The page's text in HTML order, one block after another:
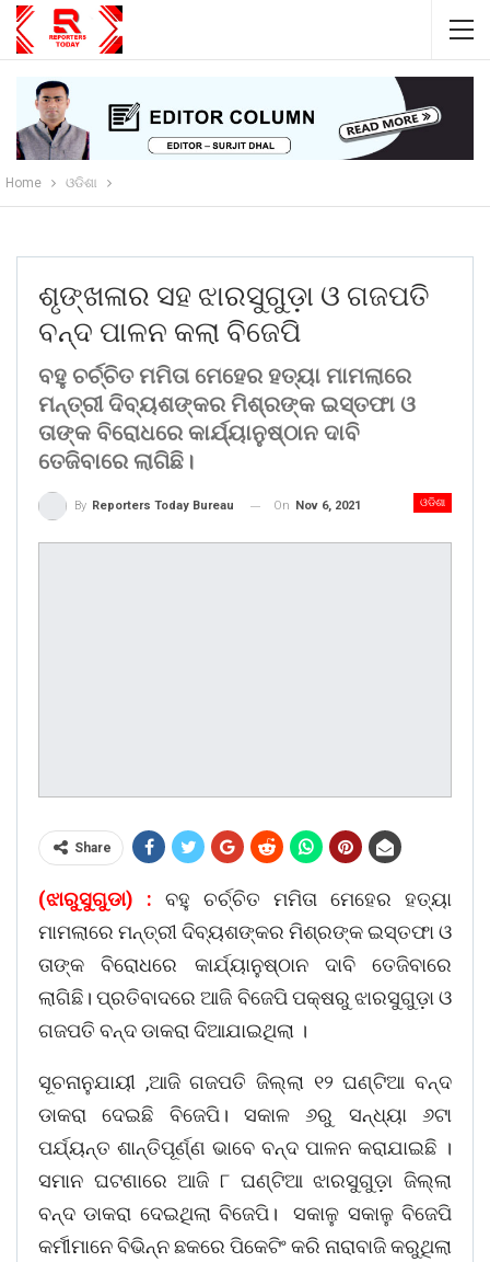
Home ଓଡିଶା
ଶୃଙ୍ଖଳାର ସହ ଝାରସୁଗୁଡ଼ା ଓ ଗଜପତି
ବନ୍ଦ ପାଳନ କଲା ବିଜେପି
ବହୁ ଚର୍ଚ୍ଚିତ ମମିତା ମେହେର ହତ୍ୟା ମାମଲାରେ
ମନ୍ତ୍ରୀ ଦିବ୍ୟଶଙ୍କର ମିଶ୍ରଙ୍କ ଇସ୍ତଫା ଓ
ତାଙ୍କ ବିରୋଧରେ କାର୍ଯ୍ୟାନୁଷ୍ଠାନ ଦାବି
ତେଜିବାରେ ଲାଗିଛି।
ଓଡିଶା
By Reporters Today Bureau On Nov 6, 2021
Share
(ଝାରୁସୁଗୁଡା) :
ବହୁ ଚର୍ଚ୍ଚିତ ମମିତା ମେହେର ହତ୍ୟା
ମାମଲାରେ ମନ୍ତ୍ରୀ ଦିବ୍ୟଶଙ୍କର ମିଶ୍ରଙ୍କ ଇସ୍ତଫା ଓ
ତାଙ୍କ ବିରୋଧରେ କାର୍ଯ୍ୟାନୁଷ୍ଠାନ ଦାବି ତେଜିବାରେ
ଲାଗିଛି। ପ୍ରତିବାଦରେ ଆଜି ବିଜେପି ପକ୍ଷରୁ ଝାରସୁଗୁଡ଼ା ଓ
ଗଜପତି ବନ୍ଦ ଡାକରା ଦିଆଯାଇଥିଲା ।
ସୂଚନାନୁଯାୟୀ ,ଆଜି ଗଜପତି ଜିଲ୍ଲା ୧୨ ଘଣ୍ଟିଆ ବନ୍ଦ
ଡାକରା ଦେଇଛି ବିଜେପି। ସକାଳ ୬ରୁ ସନ୍ଧ୍ୟା ୬ଟା
ପର୍ଯ୍ୟନ୍ତ ଶାନ୍ତିପୂର୍ଣ୍ଣ ଭାବେ ବନ୍ଦ ପାଳନ କରାଯାଇଛି ।
ସମାନ ଘଟଣାରେ ଆଜି ୮ ଘଣ୍ଟିଆ ଝାରସୁଗୁଡ଼ା ଜିଲ୍ଲା
ବନ୍ଦ ଡାକରା ଦେଇଥିଲା ବିଜେପି। ସକାଳୁ ସକାଳୁ ବିଜେପି
କର୍ମୀମାନେ ବିଭିନ୍ନ ଛକରେ ପିକେଟିଂ କରି ନାରାବାଜି କରୁଥିଲା